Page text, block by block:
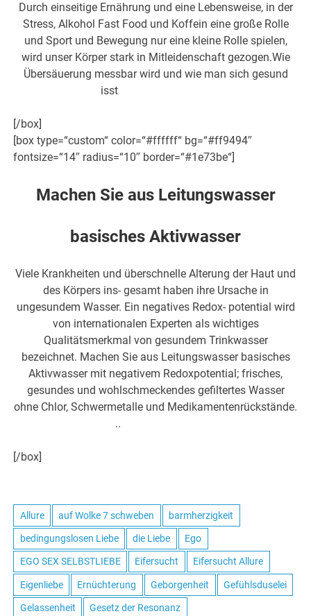
Durch einseitige Ernährung und eine Lebensweise, in der
Stress, Alkohol Fast Food und Koffein eine große Rolle
und Sport und Bewegung nur eine kleine Rolle spielen,
wird unser Körper stark in Mitleidenschaft gezogen.Wie
Übersäuerung messbar wird und wie man sich gesund
isst
[/box]
[box type=“custom“ color=“#ffffff“ bg=“#ff9494″
fontsize=“14″ radius=“10″ border=“#1e73be“]
Machen Sie aus Leitungswasser
basisches Aktivwasser
Viele Krankheiten und überschnelle Alterung der Haut und
des Körpers ins- gesamt haben ihre Ursache in
ungesundem Wasser. Ein negatives Redox- potential wird
von internationalen Experten als wichtiges
Qualitätsmerkmal von gesundem Trinkwasser
bezeichnet. Machen Sie aus Leitungswasser basisches
Aktivwasser mit negativem Redoxpotential; frisches,
gesundes und wohlschmeckendes gefiltertes Wasser
ohne Chlor, Schwermetalle und Medikamentenrückstände.
..
[/box]
Allure auf Wolke 7 schweben barmherzigkeit
bedingungslosen Liebe die Liebe Ego
EGO SEX SELBSTLIEBE Eifersucht Eifersucht Allure
Eigenliebe Ernüchterung Geborgenheit Gefühlsduselei
Gelassenheit Gesetz der Resonanz